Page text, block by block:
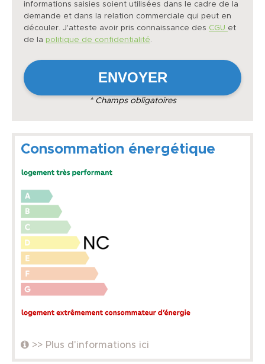
informations saisies soient utilisées dans le cadre de la
demande et dans la relation commerciale qui peut en
découler. J'atteste avoir pris connaissance des CGU et
de la politique de confidentialité.
* Champs obligatoires
Consommation énergétique
>> Plus d'informations ici